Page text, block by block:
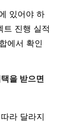
있어야 하
트 진행 실적
에서 확인
을 받으면
라 달라지